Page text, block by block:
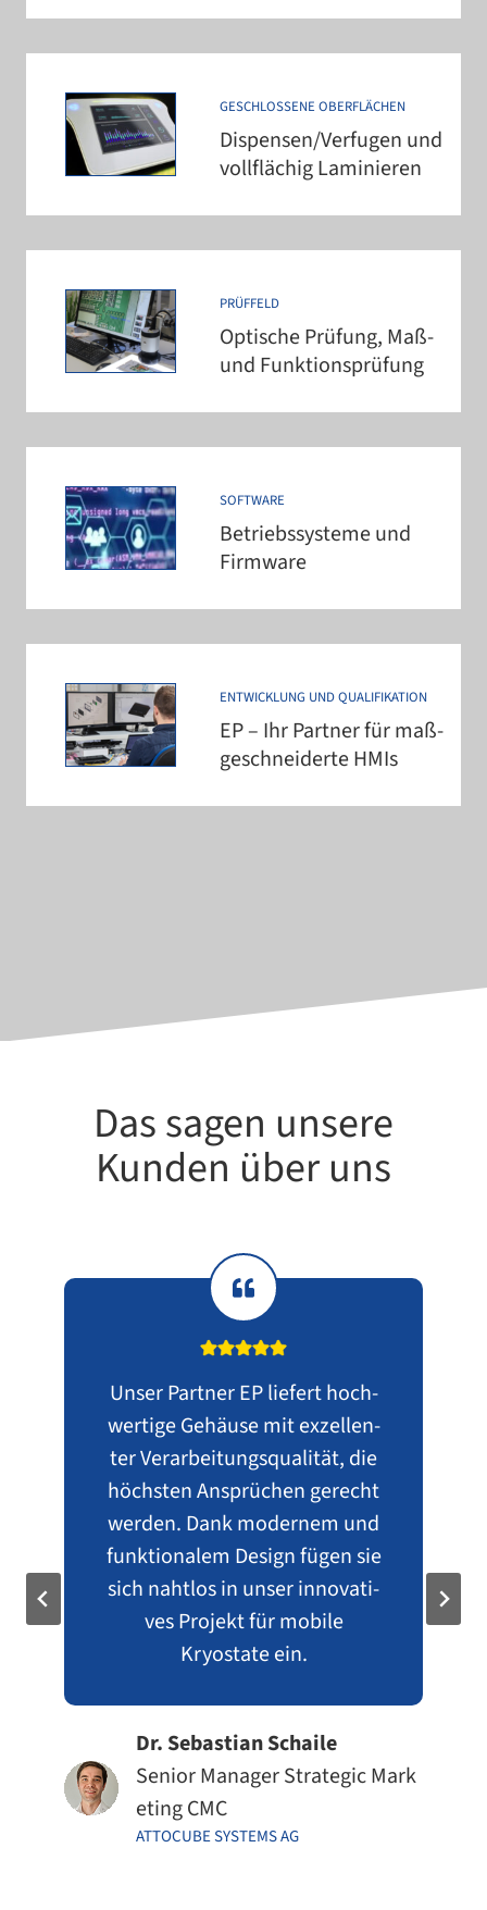
GESCHLOSSENE OBERFLÄCHEN
Dispensen/​Verfugen und
voll­flä­chig Laminieren
PRÜFFELD
Optische Prüfung, Maß-
und Funktionsprüfung
SOFTWARE
Betriebssysteme und
Firmware
ENTWICKLUNG UND QUALIFIKATION
EP – Ihr Partner für maß­
ge­schnei­derte HMIs
Das sagen unsere
Kunden über uns
Unser Partner EP lie­fert hoch­
wer­tige Gehäuse mit exzel­len­
ter Verarbeitungsqualität, die
höchs­ten Ansprüchen gerecht
wer­den. Dank moder­nem und
funk­tio­na­lem Design fügen sie
sich naht­los in unser inno­va­ti­
ves Projekt für mobile
Kryostate ein.
Dr.​​​​ Sebastian Schaile
Senior Manager Strategic Mark
eting CMC
ATTO­CUBE SYS­TEMS AG